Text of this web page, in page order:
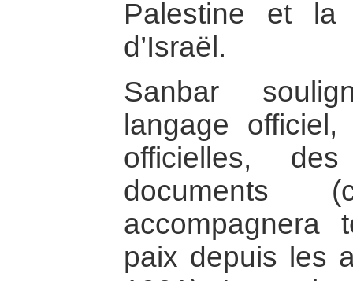
Palestine et la
d’Israël.
Sanbar
langage
officielles,
documents
paix depuis les